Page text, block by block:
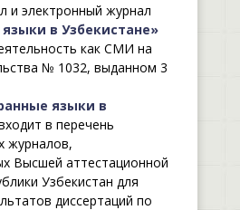
и электронный журнал
в Узбекистане»
как СМИ на
№ 1032, выданном 3
языки в
в перечень
журналов,
Высшей аттестационной
Узбекистан для
диссертаций по